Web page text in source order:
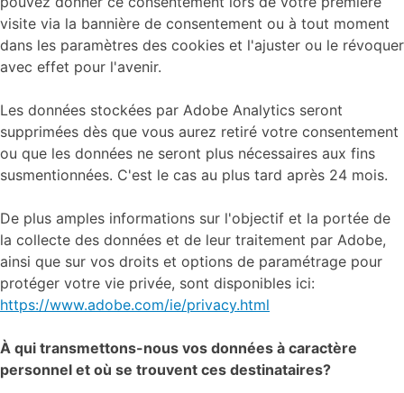
visite via la bannière de consentement ou à tout moment
dans les paramètres des cookies et l'ajuster ou le révoquer
avec effet pour l'avenir.
Les données stockées par Adobe Analytics seront
supprimées dès que vous aurez retiré votre consentement
ou que les données ne seront plus nécessaires aux fins
susmentionnées. C'est le cas au plus tard après 24 mois.
De plus amples informations sur l'objectif et la portée de
la collecte des données et de leur traitement par Adobe,
ainsi que sur vos droits et options de paramétrage pour
protéger votre vie privée, sont disponibles ici:
https://www.adobe.com/ie/privacy.html
À qui transmettons-nous vos données à caractère
personnel et où se trouvent ces destinataires?